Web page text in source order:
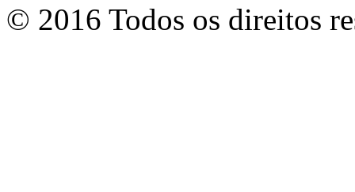
© 2016 Todos os direitos